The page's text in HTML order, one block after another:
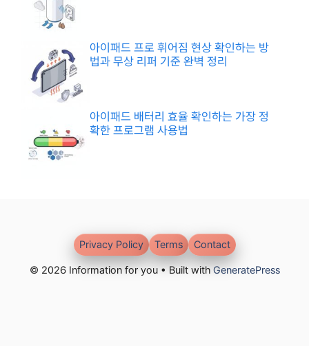
아이패드 프로 휘어짐 현상 확인하는 방
법과 무상 리퍼 기준 완벽 정리
아이패드 배터리 효율 확인하는 가장 정
확한 프로그램 사용법
© 2026 Information for you • Built with GeneratePress
Privacy Policy Terms Contact